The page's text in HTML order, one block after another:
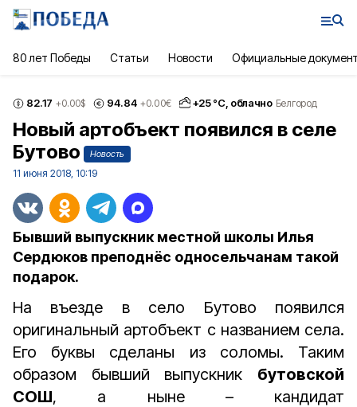
80 лет Победы Статьи Новости Официальные
82.17 +0.00$ 94.84 +0.00€ +25°С, облачно Белгород
Новый артобъект появился в селе
Бутово
Новость
11 июня 2018, 10:19
Бывший выпускник местной школы Илья
Сердюков преподнёс односельчанам такой
подарок.
На въезде в село Бутово появился
оригинальный артобъект с названием села.
Его буквы сделаны из соломы. Таким
образом бывший выпускник бутовской
СОШ, а ныне – кандидат